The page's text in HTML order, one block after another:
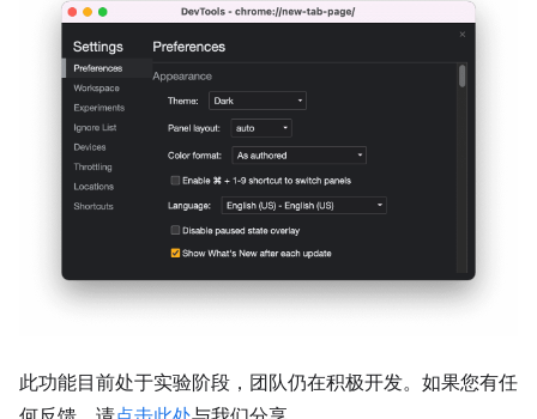
此功能目前处于实验阶段，团队仍在积极开发。如果您有任